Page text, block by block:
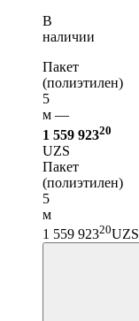
В
наличии
Пакет
(полиэтилен)
5
м —
1 559 92320
UZS
Пакет
(полиэтилен)
5
м
1 559 92320UZS